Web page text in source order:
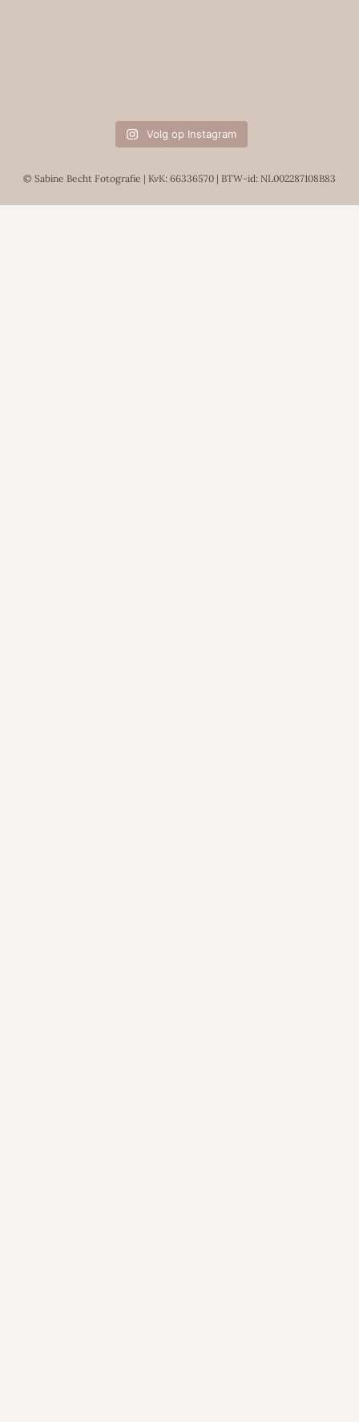
Volg op Instagram
© Sabine Becht Fotografie | KvK: 66336570 | BTW-id: NL002287108B83